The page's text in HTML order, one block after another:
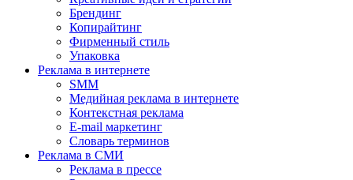
Брендинг
Копирайтинг
Фирменный стиль
Упаковка
Реклама в интернете
SMM
Медийная реклама в интернете
Контекстная реклама
E-mail маркетинг
Словарь терминов
Реклама в СМИ
Реклама в прессе